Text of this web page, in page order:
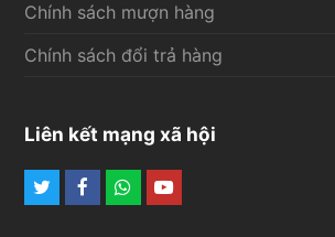
Chính sách mượn hàng
Chính sách đổi trả hàng
Liên kết mạng xã hội
TwitterFacebook
Whatsapp
Youtube